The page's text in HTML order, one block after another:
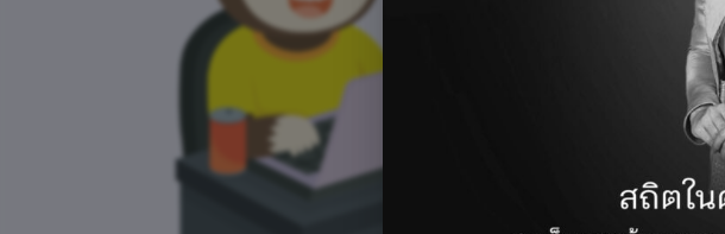
• ศูนย์ประส
• ศูนย์ประส
• ศูนย์ประส
• ศูนย์ประสา
ติดต่อ :